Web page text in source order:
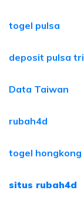
togel pulsa
deposit pulsa tri
Data Taiwan
rubah4d
togel hongkong
situs rubah4d